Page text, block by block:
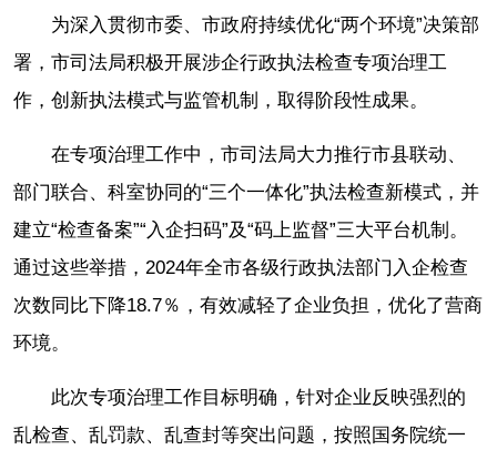
为深入贯彻市委、市政府持续优化“两个环境”决策部
署，市司法局积极开展涉企行政执法检查专项治理工
作，创新执法模式与监管机制，取得阶段性成果。
在专项治理工作中，市司法局大力推行市县联动、
部门联合、科室协同的“三个一体化”执法检查新模式，并
建立“检查备案”“入企扫码”及“码上监督”三大平台机制。
通过这些举措，2024年全市各级行政执法部门入企检查
次数同比下降18.7％，有效减轻了企业负担，优化了营商
环境。
此次专项治理工作目标明确，针对企业反映强烈的
乱检查、乱罚款、乱查封等突出问题，按照国务院统一